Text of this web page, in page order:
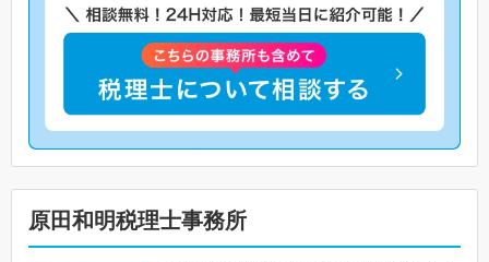
原田和明税理士事務所